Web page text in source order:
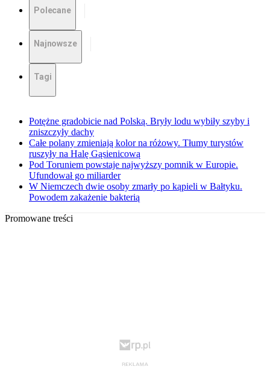
Polecane
Najnowsze
Tagi
Potężne gradobicie nad Polską. Bryły lodu wybiły szyby i
zniszczyły dachy
Całe polany zmieniają kolor na różowy. Tłumy turystów
ruszyły na Halę Gąsienicową
Pod Toruniem powstaje najwyższy pomnik w Europie.
Ufundował go miliarder
W Niemczech dwie osoby zmarły po kąpieli w Bałtyku.
Powodem zakażenie bakterią
Promowane treści